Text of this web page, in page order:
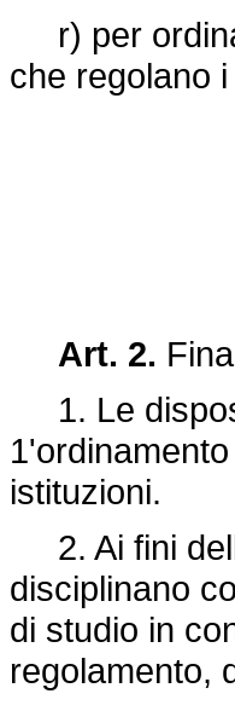
r) per
che regolano
Art. 2.
1. Le
istituzioni.
2. Ai fini
disciplinano
di studio in
regolamento,